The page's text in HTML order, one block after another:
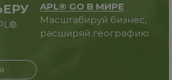
APL® GO В МИРЕ
Масштабируй бизнес,
расширяй географию.